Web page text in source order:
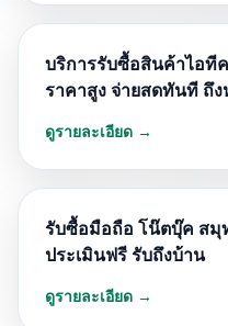
บริการรับซื้อสินค้าไอที
ราคาสูง จ่ายสดทันที ถึ
ดูรายละเอียด →
รับซื้อมือถือ โน๊ตบุ๊ค สมุ
ประเมินฟรี รับถึงบ้าน
ดูรายละเอียด →